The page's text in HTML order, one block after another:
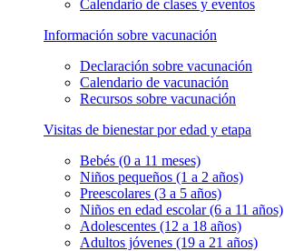
Calendario de clases y eventos
Información sobre vacunación
Declaración sobre vacunación
Calendario de vacunación
Recursos sobre vacunación
Visitas de bienestar por edad y etapa
Bebés (0 a 11 meses)
Niños pequeños (1 a 2 años)
Preescolares (3 a 5 años)
Niños en edad escolar (6 a 11 años)
Adolescentes (12 a 18 años)
Adultos jóvenes (19 a 21 años)